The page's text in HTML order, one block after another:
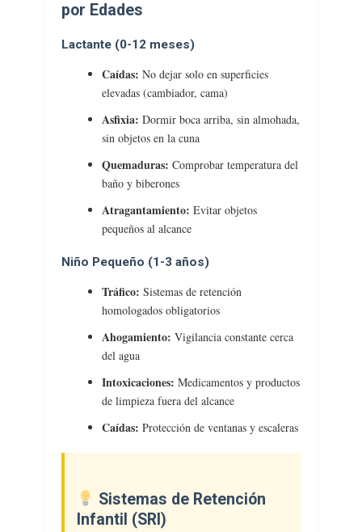
por Edades
Lactante (0-12 meses)
Caídas: No dejar solo en superficies
elevadas (cambiador, cama)
Asfixia: Dormir boca arriba, sin almohada,
sin objetos en la cuna
Quemaduras: Comprobar temperatura del
baño y biberones
Atragantamiento: Evitar objetos
pequeños al alcance
Niño Pequeño (1-3 años)
Tráfico: Sistemas de retención
homologados obligatorios
Ahogamiento: Vigilancia constante cerca
del agua
Intoxicaciones: Medicamentos y productos
de limpieza fuera del alcance
Caídas: Protección de ventanas y escaleras
Sistemas de Retención
Infantil (SRI)